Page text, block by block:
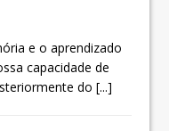
e o aprendizado
capacidade de
do[...]